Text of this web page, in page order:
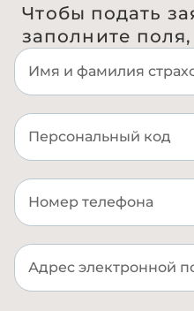
Чтобы подать
заполните